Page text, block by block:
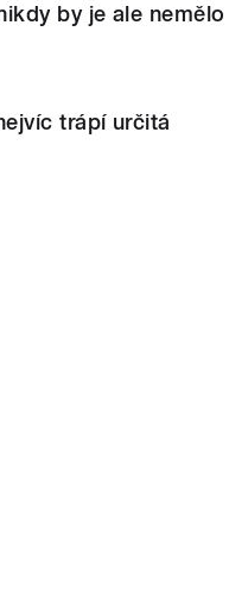
by je ale nemělo
trápí určitá